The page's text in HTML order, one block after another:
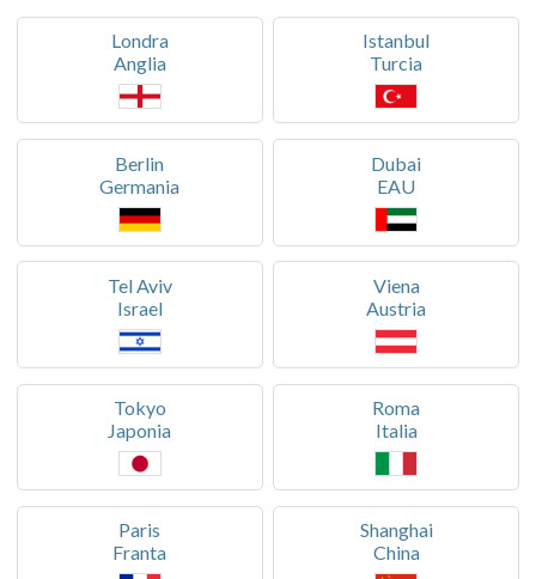
Londra
Anglia
Istanbul
Turcia
Berlin
Germania
Dubai
EAU
Tel Aviv
Israel
Viena
Austria
Tokyo
Japonia
Roma
Italia
Paris
Franta
Shanghai
China